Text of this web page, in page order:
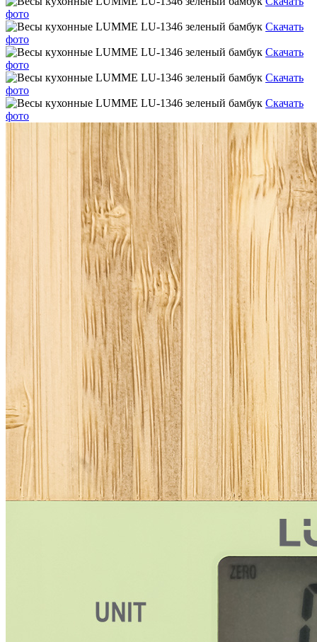
фото
Скачать
фото
Скачать
фото
Скачать
фото
Скачать
фото